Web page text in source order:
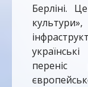
Берліні.